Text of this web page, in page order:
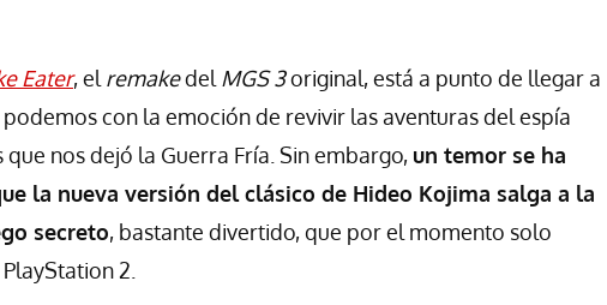
Eater, el remakedel MGS 3original, está a punto de llegar a
con la emoción de revivir las aventuras del espía
nos dejó la Guerra Fría. Sin embargo, un temor se ha
la nueva versión del clásico de Hideo Kojima salga a la
secreto, bastante divertido, que por el momento solo
2.